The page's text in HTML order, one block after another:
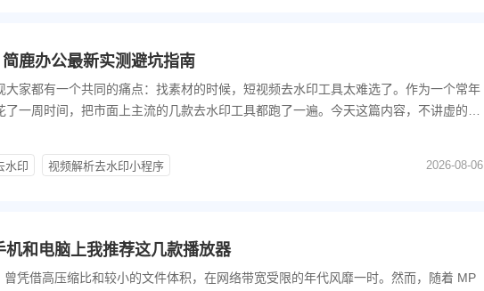
鹿办公最新实测避坑指南
家都有一个共同的痛点：找素材的时候，短视频去水印工具太难选了。作为一个常年
一周时间，把市面上主流的几款去水印工具都跑了一遍。今天这篇内容，不讲虚的，
水印 视频解析去水印小程序 2026-08-06
和电脑上我推荐这几款播放器
凭借高压缩比和较小的文件体积，在网络带宽受限的年代风靡一时。然而，随着 MP